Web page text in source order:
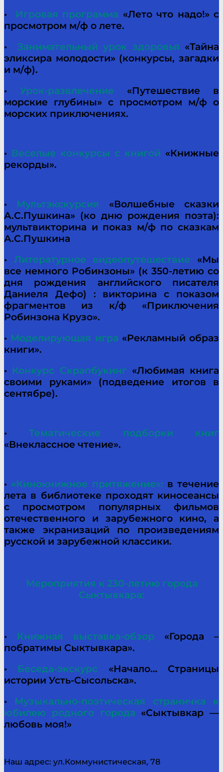
• Игровая программа «Лето что надо!» с
просмотром м/ф о лете.
• Занимательный урок здоровья «Тайна
эликсира молодости» (конкурсы, загадки
и м/ф).
• Урок-развлечение «Путешествие в
морские глубины» с просмотром м/ф о
морских приключениях.
• Веселые конкурсы с книгой «Книжные
рекорды».
• Мультэкскурсия
«Волшебные сказки
А.С.Пушкина» (ко дню рождения поэта):
мультвикторина и показ м/ф по сказкам
А.С.Пушкина
• Литературное видеопутешествие «Мы
все немного Робинзоны» (к 350-летию со
дня рождения английского писателя
Даниеля Дефо) : викторина с показом
фрагментов из к/ф «Приключения
Робинзона Крузо».
• Моделирующая игра «Рекламный образ
книги».
• Конкурс Скрапбукинг«Любимая книга
своими руками» (подведение итогов в
сентябре).
•Тематические подборки книг
«Внеклассное чтение».
• «Кинокнижное притяжение»: в течение
лета в библиотеке проходят киносеансы
с просмотром популярных фильмов
отечественного и зарубежного кино, а
также экранизаций по произведениям
русской и зарубежной классики.
Мероприятия к 230-летию города
Сыктывкара:
• Книжная выставка-обзор «Города –
побратимы Сыктывкара».
• Беседа-экскурс «Начало… Страницы
истории Усть-Сысольска».
• Музыкально-поэтическая страничка к
юбилею родного города «Сыктывкар —
любовь моя!»
Наш адрес: ул.Коммунистическая, 78